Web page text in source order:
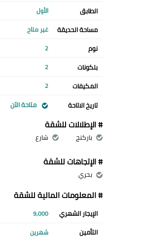
الطابق الأول
مساحة الحديقة غير متاح
نوم 2
بلكونات 2
المكيفات 2
تاريخ الاتاحة متاحة الآن
# الإطلالات للشقة
باركنج شارع
# الإتجاهات للشقة
بحري
# المعلومات المالية للشقة
الإيجار الشهري 9,000
التأمين شهرين